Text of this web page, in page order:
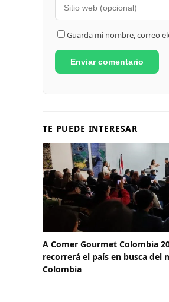
Guarda mi nombre, correo
TE PUEDE INTERESAR
A Comer Gourmet Colombia
recorrerá el país en busca del
Colombia